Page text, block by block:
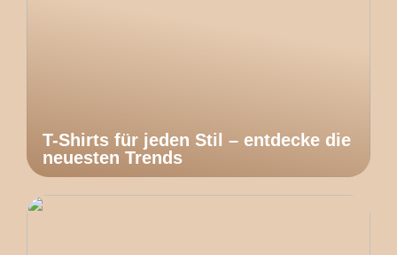
T-Shirts für jeden Stil – entdecke die
neuesten Trends